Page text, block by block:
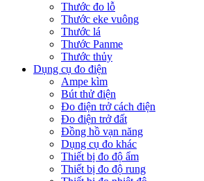
Thước đo lỗ
Thước eke vuông
Thước lá
Thước Panme
Thước thủy
Dụng cụ đo điện
Ampe kìm
Bút thử điện
Đo điện trở cách điện
Đo điện trở đất
Đồng hồ vạn năng
Dụng cụ đo khác
Thiết bị đo độ ẩm
Thiết bị đo độ rung